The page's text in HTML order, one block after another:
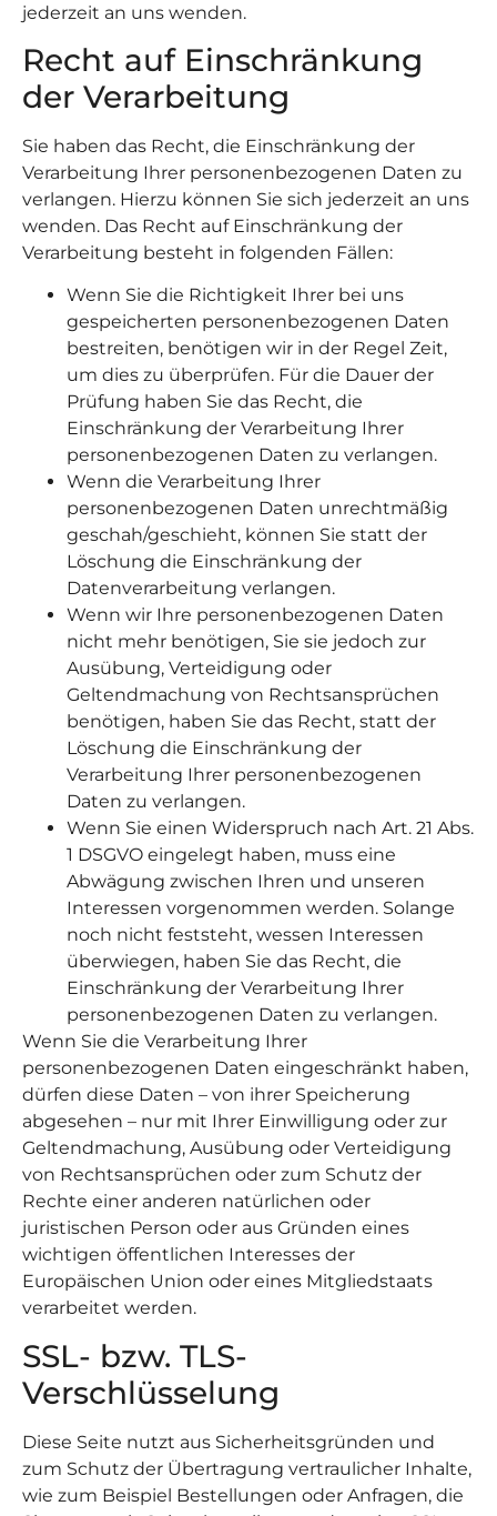
jederzeit an uns wenden.
Recht auf Einschränkung
der Verarbeitung
Sie haben das Recht, die Einschränkung der
Verarbeitung Ihrer personenbezogenen Daten zu
verlangen. Hierzu können Sie sich jederzeit an uns
wenden. Das Recht auf Einschränkung der
Verarbeitung besteht in folgenden Fällen:
Wenn Sie die Richtigkeit Ihrer bei uns
gespeicherten personenbezogenen Daten
bestreiten, benötigen wir in der Regel Zeit,
um dies zu überprüfen. Für die Dauer der
Prüfung haben Sie das Recht, die
Einschränkung der Verarbeitung Ihrer
personenbezogenen Daten zu verlangen.
Wenn die Verarbeitung Ihrer
personenbezogenen Daten unrechtmäßig
geschah/geschieht, können Sie statt der
Löschung die Einschränkung der
Datenverarbeitung verlangen.
Wenn wir Ihre personenbezogenen Daten
nicht mehr benötigen, Sie sie jedoch zur
Ausübung, Verteidigung oder
Geltendmachung von Rechtsansprüchen
benötigen, haben Sie das Recht, statt der
Löschung die Einschränkung der
Verarbeitung Ihrer personenbezogenen
Daten zu verlangen.
Wenn Sie einen Widerspruch nach Art. 21 Abs.
1 DSGVO eingelegt haben, muss eine
Abwägung zwischen Ihren und unseren
Interessen vorgenommen werden. Solange
noch nicht feststeht, wessen Interessen
überwiegen, haben Sie das Recht, die
Einschränkung der Verarbeitung Ihrer
personenbezogenen Daten zu verlangen.
Wenn Sie die Verarbeitung Ihrer
personenbezogenen Daten eingeschränkt haben,
dürfen diese Daten – von ihrer Speicherung
abgesehen – nur mit Ihrer Einwilligung oder zur
Geltendmachung, Ausübung oder Verteidigung
von Rechtsansprüchen oder zum Schutz der
Rechte einer anderen natürlichen oder
juristischen Person oder aus Gründen eines
wichtigen öffentlichen Interesses der
Europäischen Union oder eines Mitgliedstaats
verarbeitet werden.
SSL- bzw. TLS-
Verschlüsselung
Diese Seite nutzt aus Sicherheitsgründen und
zum Schutz der Übertragung vertraulicher Inhalte,
wie zum Beispiel Bestellungen oder Anfragen, die